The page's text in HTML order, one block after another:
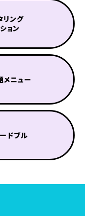
リング
ョン
メニュー
ドブル
ン